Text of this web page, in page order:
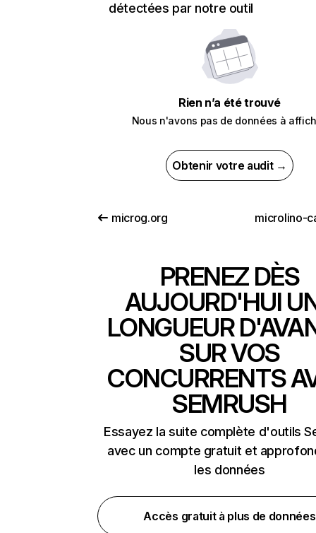
détectées par notre outil
Rien n’a été trouvé
Nous n'avons pas de données à
Obtenir votre audit →
microg.org microlino-
PRENEZ DÈS
AUJOURD'HUI
LONGUEUR
SUR VOS
CONCURRENTS
SEMRUSH
Essayez la suite complète d'outils
avec un compte gratuit et
les données
Accès gratuit à plus de données